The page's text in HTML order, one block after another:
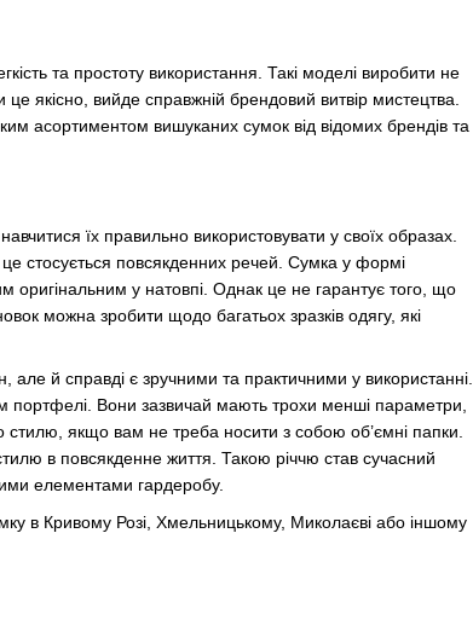
та простоту використання. Такі моделі виробити не
якісно, вийде справжній брендовий витвір мистецтва.
асортиментом вишуканих сумок від відомих брендів та
їх правильно використовувати у своїх образах.
це стосується повсякденних речей. Сумка у формі
оригінальним у натовпі. Однак це не гарантує того, що
можна зробити щодо багатьох зразків одягу, які
але й справді є зручними та практичними у використанні.
портфелі. Вони зазвичай мають трохи менші параметри,
стилю, якщо вам не треба носити з собою об’ємні папки.
в повсякденне життя. Такою річчю став сучасний
елементами гардеробу.
в Кривому Розі, Хмельницькому, Миколаєві або іншому